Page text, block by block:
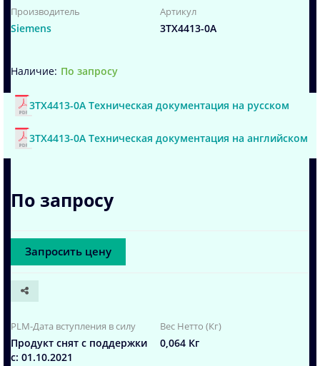
Производитель
Siemens
Артикул
3TX4413-0A
По запросу
3TX4413-0A Техническая документация на русском
3TX4413-0A Техническая документация на английском
По запросу
Запросить цену
PLM-Дата вступления в силу
Продукт снят с поддержки
с: 01.10.2021
Вес Нетто (Кг)
0,064 Кг